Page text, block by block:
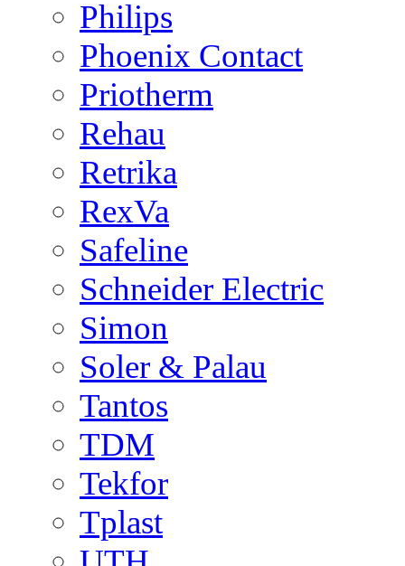
Philips
Phoenix Contact
Priotherm
Rehau
Retrika
RexVa
Safeline
Schneider Electric
Simon
Soler & Palau
Tantos
TDM
Tekfor
Tplast